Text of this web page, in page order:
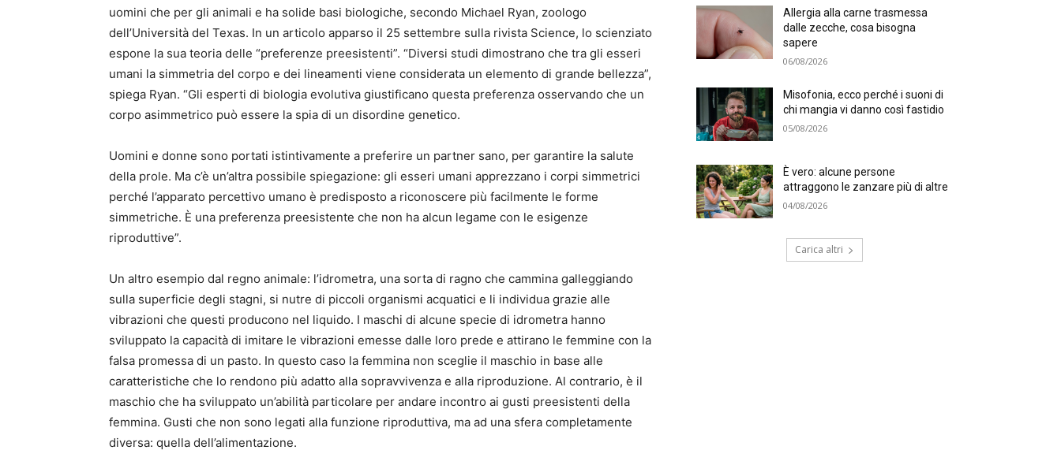
uomini che per gli animali e ha solide basi biologiche, secondo Michael Ryan, zoologo
dell’Università del Texas. In un articolo apparso il 25 settembre sulla rivista Science, lo scienziato
espone la sua teoria delle “preferenze preesistenti”. “Diversi studi dimostrano che tra gli esseri
umani la simmetria del corpo e dei lineamenti viene considerata un elemento di grande bellezza”,
spiega Ryan. “Gli esperti di biologia evolutiva giustificano questa preferenza osservando che un
corpo asimmetrico può essere la spia di un disordine genetico.
Uomini e donne sono portati istintivamente a preferire un partner sano, per garantire la salute
della prole. Ma c’è un’altra possibile spiegazione: gli esseri umani apprezzano i corpi simmetrici
perché l’apparato percettivo umano è predisposto a riconoscere più facilmente le forme
simmetriche. È una preferenza preesistente che non ha alcun legame con le esigenze
riproduttive”.
Un altro esempio dal regno animale: l’idrometra, una sorta di ragno che cammina galleggiando
sulla superficie degli stagni, si nutre di piccoli organismi acquatici e li individua grazie alle
vibrazioni che questi producono nel liquido. I maschi di alcune specie di idrometra hanno
sviluppato la capacità di imitare le vibrazioni emesse dalle loro prede e attirano le femmine con la
falsa promessa di un pasto. In questo caso la femmina non sceglie il maschio in base alle
caratteristiche che lo rendono più adatto alla sopravvivenza e alla riproduzione. Al contrario, è il
maschio che ha sviluppato un’abilità particolare per andare incontro ai gusti preesistenti della
femmina. Gusti che non sono legati alla funzione riproduttiva, ma ad una sfera completamente
diversa: quella dell’alimentazione.
Allergia alla carne trasmessa
dalle zecche, cosa bisogna
sapere
06/08/2026
Misofonia, ecco perché i suoni di
chi mangia vi danno così fastidio
05/08/2026
È vero: alcune persone
attraggono le zanzare più di altre
04/08/2026
Carica altri